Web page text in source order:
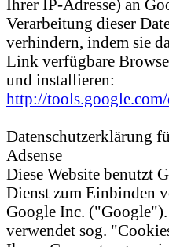
Ihrer IP-Adresse) an
Verarbeitung dieser
verhindern, indem sie
Link verfügbare
und installieren:
http://
Datenschutzerklärung
Adsense
Diese Website benutzt
Dienst zum Einbinden
Google Inc.
verwendet sog.